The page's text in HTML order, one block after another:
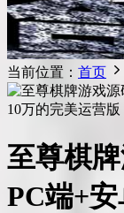
当前位置： 首页
至尊棋
PC端+